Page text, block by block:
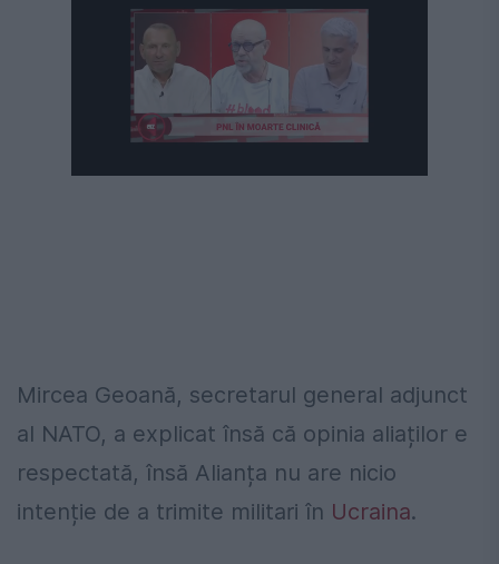
Mircea Geoană, secretarul general adjunct
al NATO, a explicat însă că opinia aliaților e
respectată, însă Alianța nu are nicio
intenție de a trimite militari în Ucraina.